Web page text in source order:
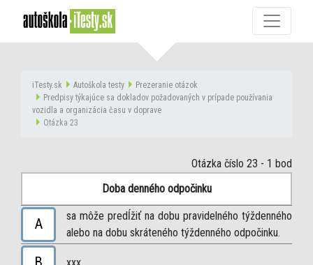
iTesty.sk Autoškola testy
Prezeranie otázok
Predpisy týkajúce sa dokladov požadovaných v prípade používania
vozidla a organizácia času v doprave
Otázka 23
Otázka číslo 23 - 1 bod
Doba denného odpočinku
A
sa môže predĺžiť na dobu pravidelného týždenného
alebo na dobu skráteného týždenného odpočinku.